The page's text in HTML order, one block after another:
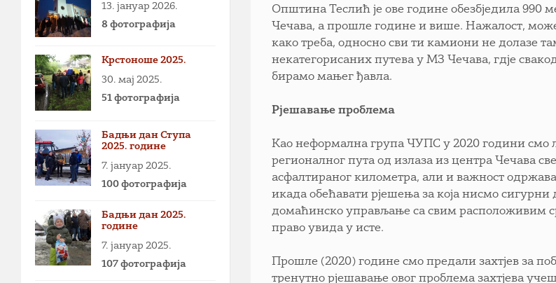
Општина Теслић је ове године обезбједила 990
Чечава, а прошле године и више. Нажалост,
како треба, односно сви ти камиони не долазе
некатегорисаних путева у МЗ Чечава, гдје
бирамо мањег ђавла.
Рјешавање проблема
Као неформална група ЧУПС у 2020 години смо
регионалног пута од излаза из центра Чечава
асфалтираног километра, али и важност
икада обећавати рјешења за која нисмо
домаћинско управљање са свим расположивим
право увида у исте.
Прошле (2020) године смо предали захтјев за
тренутно рјешавање овог проблема захтјева
13. јануар 2026.
8 фотографија
Крстоноше 2025.
30. мај 2025.
51 фотографија
Бадњи дан Ступа
2025. године
7. јануар 2025.
100 фотографија
Бадњи дан 2025.
године
7. јануар 2025.
107 фотографија